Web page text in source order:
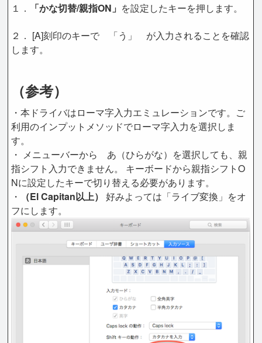
１． 「かな切替/親指ON」 を設定したキーを押します。
２． [A]刻印のキーで 「う」 が入力されることを確認
します。
（参考）
・本ドライバはローマ字入力エミュレーションです。ご
利用のインプットメソッドでローマ字入力を選択しま
す。
・ メニューバーから あ（ひらがな）を選択しても、親
指シフト入力できません。 キーボードから親指シフトO
Nに設定したキーで切り替える必要があります。
・
（El Capitan以上） 好みよっては「ライブ変換」をオ
フにします。